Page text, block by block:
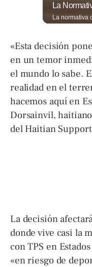
«Esta decisión
en un temor
el mundo lo sabe.
realidad en el
hacemos aquí en
Dorsainvil,
del Haitian
La decisión
donde vive casi la
con TPS en
«en riesgo de